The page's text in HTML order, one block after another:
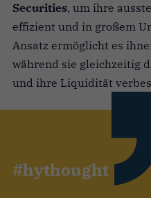
Securities, um ihre
effizient und in großem
Ansatz ermöglicht es
während sie gleichzeitig
und ihre Liquidität
#hythought